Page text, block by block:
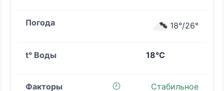
18°/26°
18°C
Стабильное